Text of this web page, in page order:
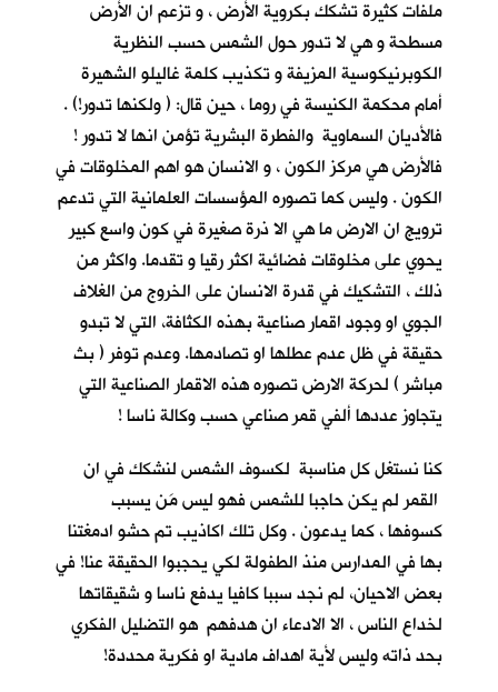
ملفات كثيرة تشكك بكروية الأرض ، و تزعم ان الأرض
مسطحة و هي لا تدور حول الشمس حسب النظرية
الكوبرنيكوسية المزيفة و تكذيب كلمة غاليلو الشهيرة
أمام محكمة الكنيسة في روما ، حين قال: ( ولكنها تدور!) .
فالأديان السماوية والفطرة البشرية تؤمن انها لا تدور !
فالأرض هي مركز الكون ، و الانسان هو اهم المخلوقات في
الكون . وليس كما تصوره المؤسسات العلمانية التي تدعم
ترويج ان الارض ما هي الا ذرة صغيرة في كون واسع كبير
يحوي على مخلوقات فضائية اكثر رقيا و تقدما. واكثر من
ذلك ، التشكيك في قدرة الانسان على الخروج من الغلاف
الجوي او وجود اقمار صناعية بهذه الكثافة، التي لا تبدو
حقيقة في ظل عدم عطلها او تصادمها. وعدم توفر ( بث
مباشر ) لحركة الارض تصوره هذه الاقمار الصناعية التي
يتجاوز عددها ألفي قمر صناعي حسب وكالة ناسا !
كنا نستغل كل مناسبة لكسوف الشمس لنشكك في ان
القمر لم يكن حاجبا للشمس فهو ليس مَن يسبب
كسوفها ، كما يدعون . وكل تلك اكاذيب تم حشو ادمغتنا
بها في المدارس منذ الطفولة لكي يحجبوا الحقيقة عنا! في
بعض الاحيان، لم نجد سببا كافيا يدفع ناسا و شقيقاتها
لخداع الناس ، الا الادعاء ان هدفهم هو التضليل الفكري
بحد ذاته وليس لأية اهداف مادية او فكرية محددة!